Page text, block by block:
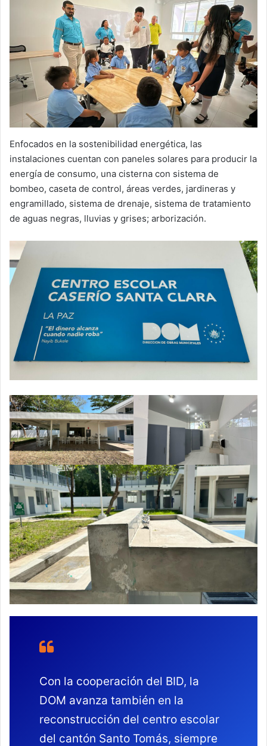
Enfocados en la sostenibilidad energética, las
instalaciones cuentan con paneles solares para producir la
energía de consumo, una cisterna con sistema de
bombeo, caseta de control, áreas verdes, jardineras y
engramillado, sistema de drenaje, sistema de tratamiento
de aguas negras, lluvias y grises; arborización.
Con la cooperación del BID, la
DOM avanza también en la
reconstrucción del centro escolar
del cantón Santo Tomás, siempre